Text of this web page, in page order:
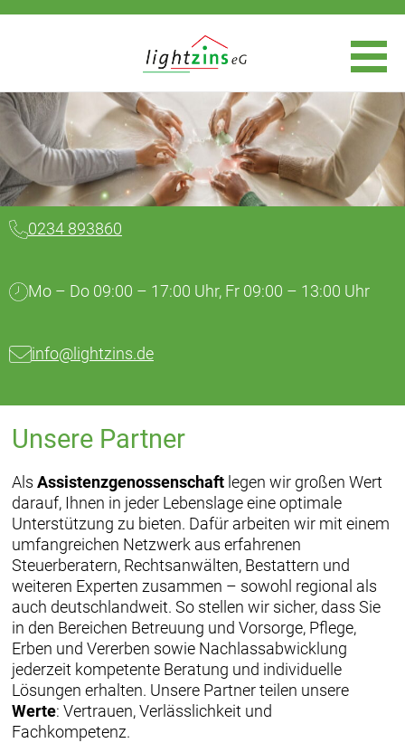
0234 893860
Mo – Do 09:00 – 17:00 Uhr, Fr 09:00 – 13:00 Uhr
info@lightzins.de
Unsere Partner
Als Assistenzgenossenschaftlegen wir großen Wert
darauf, Ihnen in jeder Lebenslage eine optimale
Unterstützung zu bieten. Dafür arbeiten wir mit einem
umfangreichen Netzwerk aus erfahrenen
Steuerberatern, Rechtsanwälten, Bestattern und
weiteren Experten zusammen – sowohl regional als
auch deutschlandweit. So stellen wir sicher, dass Sie
in den Bereichen Betreuung und Vorsorge, Pflege,
Erben und Vererben sowie Nachlassabwicklung
jederzeit kompetente Beratung und individuelle
Lösungen erhalten. Unsere Partner teilen unsere
Werte: Vertrauen, Verlässlichkeit und
Fachkompetenz.